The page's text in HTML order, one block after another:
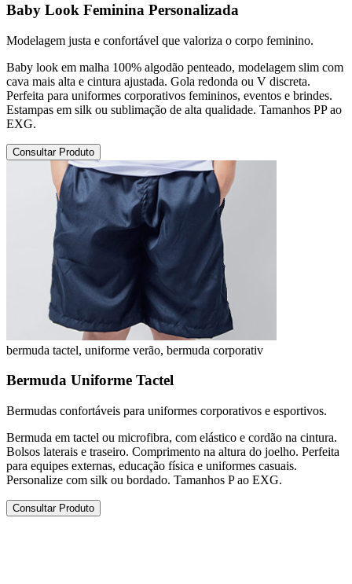
Baby Look Feminina Personalizada
Modelagem justa e confortável que valoriza o corpo feminino.
Baby look em malha 100% algodão penteado, modelagem slim com
cava mais alta e cintura ajustada. Gola redonda ou V discreta.
Perfeita para uniformes corporativos femininos, eventos e brindes.
Estampas em silk ou sublimação de alta qualidade. Tamanhos PP ao
EXG.
Consultar Produto
bermuda tactel, uniforme verão, bermuda corporativ
Bermuda Uniforme Tactel
Bermudas confortáveis para uniformes corporativos e esportivos.
Bermuda em tactel ou microfibra, com elástico e cordão na cintura.
Bolsos laterais e traseiro. Comprimento na altura do joelho. Perfeita
para equipes externas, educação física e uniformes casuais.
Personalize com silk ou bordado. Tamanhos P ao EXG.
Consultar Produto